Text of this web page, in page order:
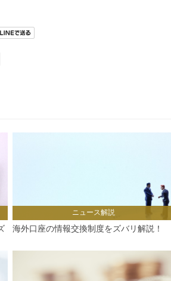
ニュース解説
海外口座の情報交換制度をズバリ解説！